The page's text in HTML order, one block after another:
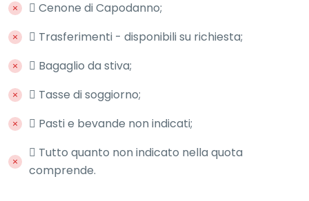
 Cenone di Capodanno;
 Trasferimenti - disponibili su richiesta;
 Bagaglio da stiva;
 Tasse di soggiorno;
 Pasti e bevande non indicati;
 Tutto quanto non indicato nella quota
comprende.